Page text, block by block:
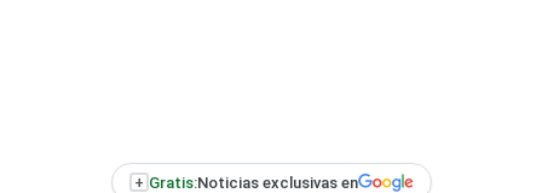
+ Gratis:Noticias exclusivas en